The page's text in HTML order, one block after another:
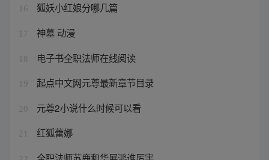
16 狐妖小红娘分哪几篇
17 神墓 动漫
18 电子书全职法师在线阅读
19 起点中文网元尊最新章节目录
20 元尊2小说什么时候可以看
21 红狐蕾娜